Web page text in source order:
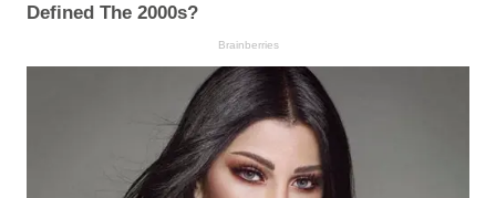
Defined The 2000s?
Brainberries